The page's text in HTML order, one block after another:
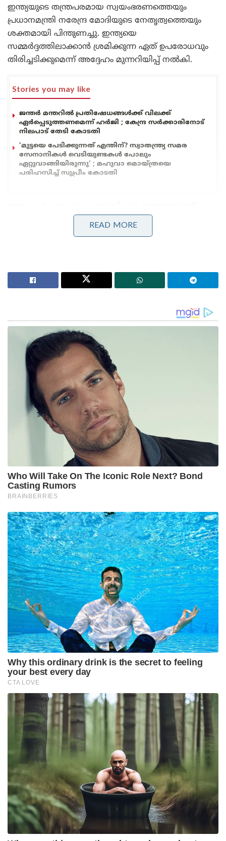
ഇന്ത്യയുടെ തന്ത്രപരമായ സ്വയംഭരണത്തെയും
പ്രധാനമന്ത്രി നരേന്ദ്ര മോദിയുടെ നേതൃത്വത്തെയും
ശക്തമായി പിന്തുണച്ചു. ഇന്ത്യയെ
സമ്മർദ്ദത്തിലാക്കാൻ ശ്രമിക്കുന്ന ഏത് ഉപരോധവും
തിരിച്ചടിക്കുമെന്ന് അദ്ദേഹം മുന്നറിയിപ്പ് നൽകി.
Stories you may like
ജന്തർ മന്തറിൽ പ്രതിഷേധങ്ങൾക്ക് വിലക്ക്
ഏർപ്പെടുത്തണമെന്ന് ഹർജി ; കേന്ദ്ര സർക്കാരിനോട്
നിലപാട് തേടി കോടതി
‘മുട്ടയെ പേടിക്കുന്നത് എന്തിന്? സ്വാതന്ത്ര്യ സമര
സേനാനികൾ വെടിയുണ്ടകൾ പോലും
ഏറ്റുവാങ്ങിയിരുന്നു’ ; മഹുവാ മൊയ്ത്രയെ
പരിഹസിച്ച് സുപ്രീം കോടതി
പ്രവർത്തിക്കുന്നതെന്നും, പ്രധാനമന്ത്രി മോദിയുടെ
നേതൃത്വത്തിൽ ഉപരോധ ഭീഷണികൾ ഇന്ത്യയെ
മുൻനിർത്തി വിദേശനയം രൂപീകരിക്കാൻ ഇന്ത്യയ്ക്ക്
സ്വാതന്ത്ര്യമുണ്ടെന്നും അദ്ദേഹം കൂട്ടിച്ചേർത്തു.
യുദ്ധവിമാനങ്ങളിലൊന്നാണ് സു-57 എന്ന് പുടിൻ
വിശേഷിപ്പിച്ചു. നേരത്തെ ഇന്ത്യയുമായി സഹകരിച്ച്
ഈ വിമാനം നിർമ്മിക്കാൻ റഷ്യ
പദ്ധതിയിട്ടിരുന്നെങ്കിലും അത് സാധ്യമായില്ലെന്നും,
എന്നാൽ ഇപ്പോൾ ഈ വിമാനം ഇന്ത്യയ്ക്ക് വിൽക്കാൻ
റഷ്യ തയ്യാറാണെന്നും അദ്ദേഹം പറഞ്ഞു. റഷ്യയും
ഇന്ത്യയും തമ്മിലുള്ള പ്രതിരോധ സഹകരണം
വെറുമൊരു കച്ചവടമല്ലെന്നും, അത് പരസ്പര
വിശ്വാസത്തിലധിഷ്ഠിതമാണെന്നും പുടിൻ
ചൂണ്ടിക്കാട്ടി. ബ്രഹ്മോസ് സൂപ്പർസോണിക് ക്രൂയിസ്
മിസൈൽ പദ്ധതി ഈ സഹകരണത്തിന്റെ മികച്ച
ഉദാഹരണമാണെന്നും അദ്ദേഹം പറഞ്ഞു.
പ്രധാനമന്ത്രി മോദിയെ അമേരിക്ക വിസ
നൽകുന്നതിൽ നിന്ന് വിലക്കിയ കാലഘട്ടത്തെ പുടിൻ
ഓർമ്മിപ്പിച്ചു. മാറിവരുന്ന ഭൗമരാഷ്ട്രീയ
സാഹചര്യങ്ങളെ ഇന്ത്യ എങ്ങനെ നേരിടുന്നു
എന്നതിനൊരു ഉദാഹരണമാണിതെന്നും അദ്ദേഹം
അഭിപ്രായപ്പെട്ടു. :ഇന്ത്യയുമായുള്ള സഹകരണം
രാഷ്ട്രീയ സാഹചര്യങ്ങളെ ആശ്രയിച്ചല്ല
നിലനിൽക്കുന്നതെന്നും, ഒരു മൂന്നാം കക്ഷിയുടെയും
നിർദ്ദേശങ്ങൾക്ക് വഴങ്ങി ഇന്ത്യയ്ക്ക് ആയുധങ്ങൾ
നൽകുന്നത് നിർത്താൻ റഷ്യ തയ്യാറല്ലെന്നും പുടിൻ
വ്യക്തമാക്കി. ഇന്ത്യയുമായുള്ള കരാറുകളിൽ റഷ്യ
എന്നും ഉറച്ചുനിൽക്കുമെന്നും അദ്ദേഹം കൂട്ടിച്ചേർത്തു.
Tags: Narendra Modi VLADIMIR PUTIN
READ MORE